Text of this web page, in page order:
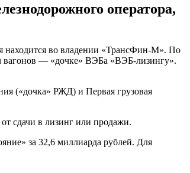
оператора,
во владении «ТрансФин-М». По
вагонов — «дочке» ВЭБа «ВЭБ-лизингу».
(«дочка» РЖД) и Первая грузовая
сдачи в лизинг или продажи.
за 32,6 миллиарда рублей. Для